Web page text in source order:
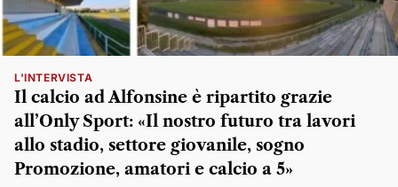
L'INTERVISTA
Il calcio ad Alfonsine è ripartito grazie
all’Only Sport: «Il nostro futuro tra lavori
allo stadio, settore giovanile, sogno
Promozione, amatori e calcio a 5»